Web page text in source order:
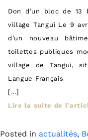
Don d’un bloc de
village Tangui Le 9
d’un nouveau
toilettes publiques
village de Tangui,
Langue Français
[…]
Lire la suite de
Posted in actualités,